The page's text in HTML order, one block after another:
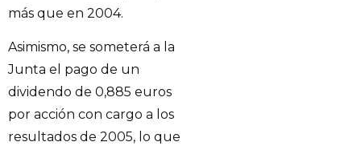
más que en 2004.
Asimismo, se someterá a la
Junta el pago de un
dividendo de 0,885 euros
por acción con cargo a los
resultados de 2005, lo que